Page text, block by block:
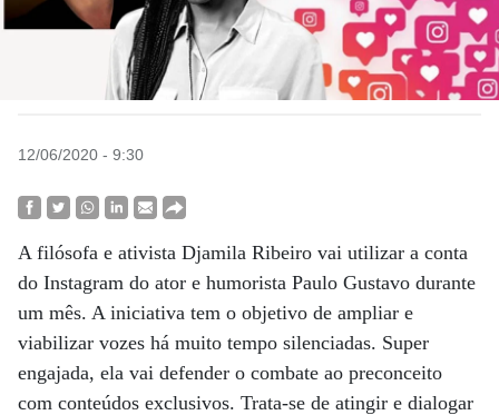
12/06/2020 - 9:30
A filósofa e ativista Djamila Ribeiro vai utilizar a conta
do Instagram do ator e humorista Paulo Gustavo durante
um mês. A iniciativa tem o objetivo de ampliar e
viabilizar vozes há muito tempo silenciadas. Super
engajada, ela vai defender o combate ao preconceito
com conteúdos exclusivos. Trata-se de atingir e dialogar